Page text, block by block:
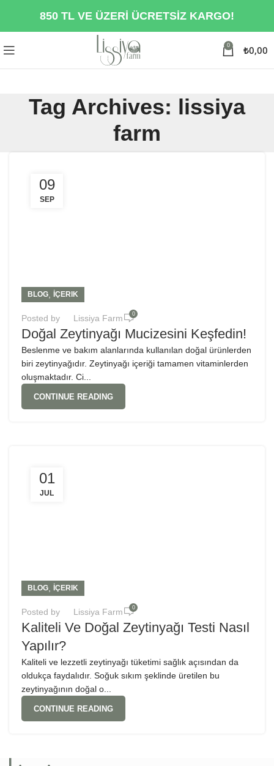
850 TL VE ÜZERİ ÜCRETSİZ KARGO!
0 ₺0,00
Tag Archives: lissiya
farm
09
SEP
BLOG İÇERIK
Posted by Lissiya Farm 0
Doğal Zeytinyağı Mucizesini Keşfedin!
Beslenme ve bakım alanlarında kullanılan doğal ürünlerden
biri zeytinyağıdır. Zeytinyağı içeriği tamamen vitaminlerden
oluşmaktadır. Ci...
CONTINUE READING
01
JUL
BLOG İÇERIK
Posted by Lissiya Farm 0
Kaliteli Ve Doğal Zeytinyağı Testi Nasıl
Yapılır?
Kaliteli ve lezzetli zeytinyağı tüketimi sağlık açısından da
oldukça faydalıdır. Soğuk sıkım şeklinde üretilen bu
zeytinyağının doğal o...
CONTINUE READING